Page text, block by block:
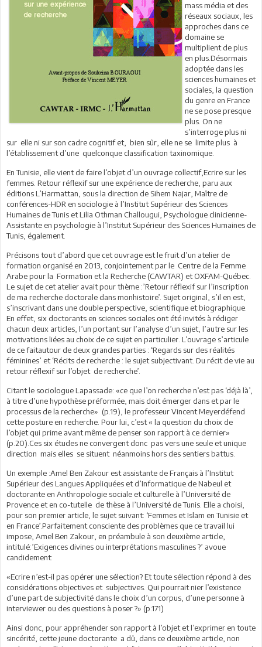
mass média et des
réseaux sociaux, les
approches dans ce
domaine se
multiplient de plus
en plus.Désormais
adoptée dans les
sciences humaines et
sociales, la question
du genre en France
ne se pose presque
plus. On ne
s’interroge plus ni
sur elle ni sur son cadre cognitif et, bien sûr, elle ne se limite plus à
l’établissement d’une quelconque classification taxinomique.
En Tunisie, elle vient de faire l’objet d’un ouvrage collectif,Ecrire sur les
femmes. Retour réflexif sur une expérience de recherche, paru aux
éditions L’Harmattan, sous la direction de Sihem Najar, Maître de
conférences-HDR en sociologie à l’Institut Supérieur des Sciences
Humaines de Tunis et Lilia Othman Challougui, Psychologue clinicienne-
Assistante en psychologie à l’Institut Supérieur des Sciences Humaines de
Tunis, également.
Précisons tout d’abord que cet ouvrage est le fruit d’un atelier de
formation organisé en 2013, conjointement par le Centre de la Femme
Arabe pour la Formation et la Recherche (CAWTAR) et OXFAM-Québec.
Le sujet de cet atelier avait pour thème :’Retour réflexif sur l’inscription
de ma recherche doctorale dans monhistoire’. Sujet original, s’il en est,
s’inscrivant dans une double perspective, scientifique et biographique.
En effet, six doctorants en sciences sociales ont été invités à rédiger
chacun deux articles, l’un portant sur l’analyse d’un sujet, l’autre sur les
motivations liées au choix de ce sujet en particulier. L’ouvrage s’articule
de ce faitautour de deux grandes parties : ‘Regards sur des réalités
féminines’ et ‘Récits de recherche : le sujet subjectivant. Du récit de vie au
retour réflexif sur l’objet de recherche’.
Citant le sociologue Lapassade: «ce que l’on recherche n’est pas ‘déjà là’,
à titre d’une hypothèse préformée, mais doit émerger dans et par le
processus de la recherche» (p.19), le professeur Vincent Meyerdéfend
cette posture en recherche. Pour lui, c’est « la question du choix de
l’objet qui prime avant même de penser son rapport à ce dernier»
(p.20).Ces six études ne convergent donc pas vers une seule et unique
direction mais elles se situent néanmoins hors des sentiers battus.
Un exemple :Amel Ben Zakour est assistante de Français à l’Institut
Supérieur des Langues Appliquées et d’Informatique de Nabeul et
doctorante en Anthropologie sociale et culturelle à l’Université de
Provence et en co-tutelle de thèse à l’Université de Tunis. Elle a choisi,
pour son premier article, le sujet suivant: ‘Femmes et Islam en Tunisie et
en France’.Parfaitement consciente des problèmes que ce travail lui
impose, Amel Ben Zakour, en préambule à son deuxième article,
intitulé:’Exigences divines ou interprétations masculines ?’ avoue
candidement:
«Ecrire n’est-il pas opérer une sélection? Et toute sélection répond à des
considérations objectives et subjectives. Qui pourrait nier l’existence
d’une part de subjectivité dans le choix d’un corpus, d’une personne à
interviewer ou des questions à poser ?» (p.171)
Ainsi donc, pour appréhender son rapport à l’objet et l’exprimer en toute
sincérité, cette jeune doctorante a dû, dans ce deuxième article, non